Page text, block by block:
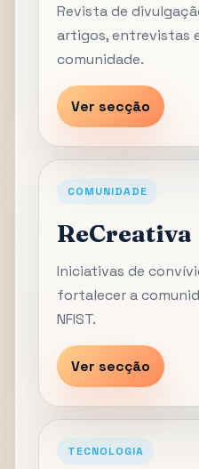
Revista de
artigos, entrevistas
comunidade.
Ver secção
COMUNIDADE
ReCreativa
Iniciativas de
fortalecer a
NFIST.
Ver secção
TECNOLOGIA